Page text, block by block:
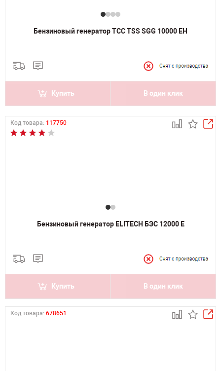
Бензиновый генератор ТСС TSS SGG 10000 EH
Купить В один клик
Код товара: 117750
Бензиновый генератор ELITECH БЭС 12000 Е
Купить В один клик
Код товара: 678651